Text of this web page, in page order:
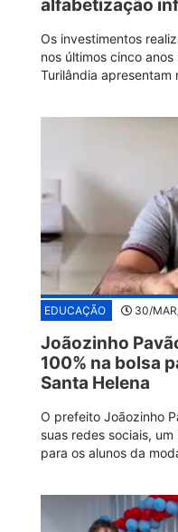
alfabetização
Os investimentos
nos últimos cinco
Turilândia
EDUCAÇÃO 30/
Joãozinho
100% na bolsa
Santa Helena
O prefeito Joãozinho
suas redes sociais,
para os alunos da